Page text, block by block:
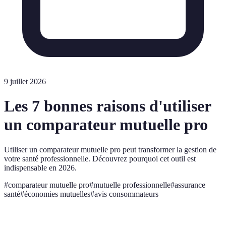
9 juillet 2026
Les 7 bonnes raisons d'utiliser
un comparateur mutuelle pro
Utiliser un comparateur mutuelle pro peut transformer la gestion de
votre santé professionnelle. Découvrez pourquoi cet outil est
indispensable en 2026.
#comparateur mutuelle pro#mutuelle professionnelle#assurance
santé#économies mutuelles#avis consommateurs